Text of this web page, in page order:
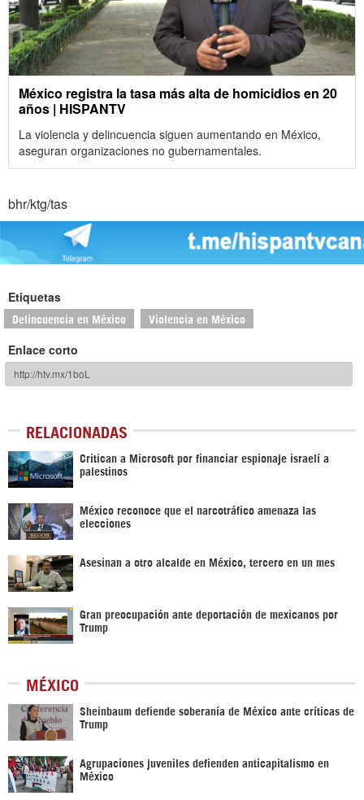
México registra la tasa más alta de homicidios en 20
años | HISPANTV
La violencia y delincuencia siguen aumentando en México,
aseguran organizaciones no gubernamentales.
bhr/ktg/tas
Etiquetas
Delincuencia en México Violencia en México
Enlace corto
RELACIONADAS
Critican a Microsoft por financiar espionaje israelí a
palestinos
México reconoce que el narcotráfico amenaza las
elecciones
Asesinan a otro alcalde en México, tercero en un mes
Gran preocupación ante deportación de mexicanos por
Trump
MÉXICO
Sheinbaum defiende soberanía de México ante críticas de
Trump
Agrupaciones juveniles defienden anticapitalismo en
México